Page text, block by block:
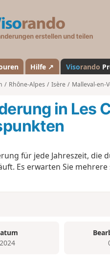
a
n
d
Hilfe ↗ Visorando
Rhône-Alpes Isère Malleval-en-
in Les
für jede Jahreszeit,
Es erwarten Sie